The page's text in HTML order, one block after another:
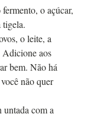
o açúcar,
tigela.
o leite, a
Adicione aos
bem. Não há
não quer
com a